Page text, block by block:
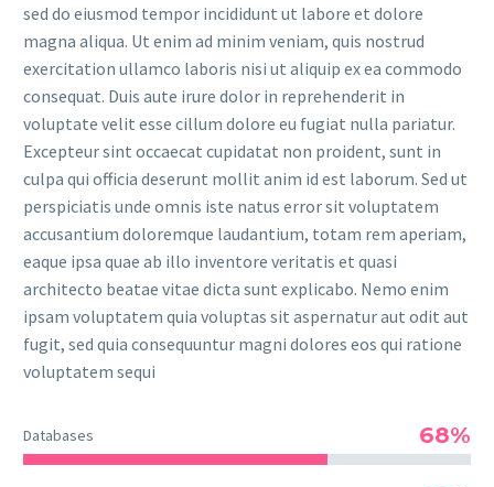
sed do eiusmod tempor incididunt ut labore et dolore
magna aliqua. Ut enim ad minim veniam, quis nostrud
exercitation ullamco laboris nisi ut aliquip ex ea commodo
consequat. Duis aute irure dolor in reprehenderit in
voluptate velit esse cillum dolore eu fugiat nulla pariatur.
Excepteur sint occaecat cupidatat non proident, sunt in
culpa qui officia deserunt mollit anim id est laborum. Sed ut
perspiciatis unde omnis iste natus error sit voluptatem
accusantium doloremque laudantium, totam rem aperiam,
eaque ipsa quae ab illo inventore veritatis et quasi
architecto beatae vitae dicta sunt explicabo. Nemo enim
ipsam voluptatem quia voluptas sit aspernatur aut odit aut
fugit, sed quia consequuntur magni dolores eos qui ratione
voluptatem sequi
Databases 68%